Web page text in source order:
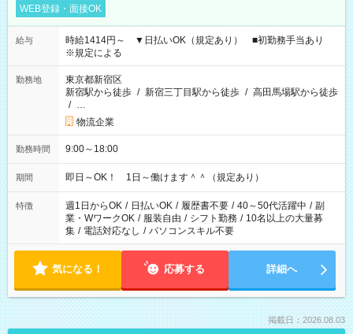
WEB登録・面接OK
給与
時給1414円～ ▼日払いOK（規定あり） ■初勤務手当あり
※規定による
勤務地
東京都新宿区
新宿駅から徒歩 / 新宿三丁目駅から徒歩 / 高田馬場駅から徒歩
/ …
物流企業
勤務時間 9:00～18:00
期間 即日～OK！ 1日～働けます＾＾（規定あり）
特徴 週1日からOK / 日払いOK / 履歴書不要 / 40～50代活躍中 / 副
業・WワークOK / 服装自由 / シフト勤務 / 10名以上の大量募
集 / 電話対応なし / パソコンスキル不要
気になる！ 応募する 詳細へ
掲載日：2026.08.03